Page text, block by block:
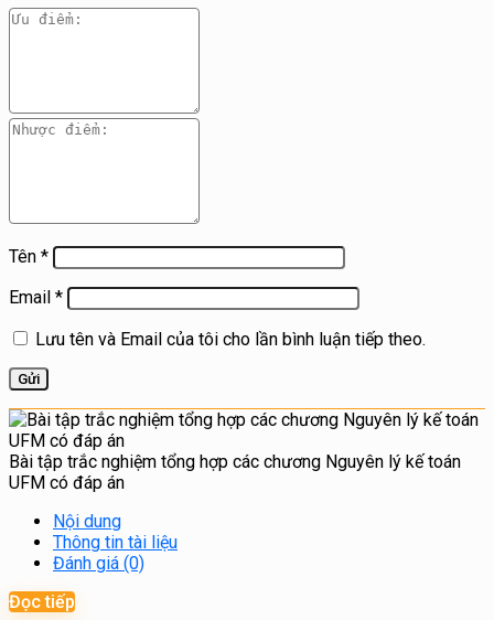
Tên *
Email *
Lưu tên và Email của tôi cho lần bình luận tiếp theo.
Bài tập trắc nghiệm tổng hợp các chương Nguyên lý kế toán
UFM có đáp án
Nội dung
Thông tin tài liệu
Đánh giá (0)
Đọc tiếp